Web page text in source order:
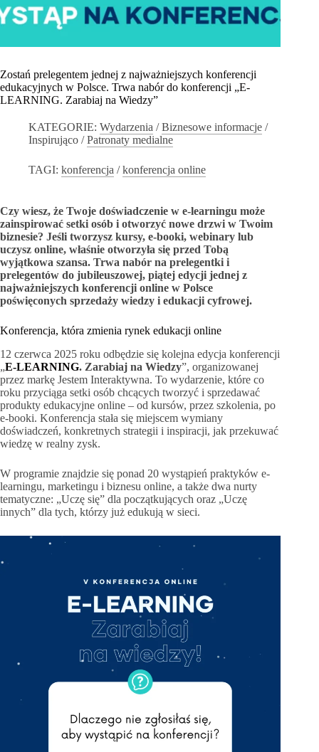
Zostań prelegentem jednej z najważniejszych konferencji
edukacyjnych w Polsce. Trwa nabór do konferencji „E-
LEARNING. Zarabiaj na Wiedzy”
KATEGORIE: Wydarzenia /Biznesowe informacje /
Inspirująco /Patronaty medialne
TAGI: konferencja /konferencja online
Czy wiesz, że Twoje doświadczenie w e-learningu może
zainspirować setki osób i otworzyć nowe drzwi w Twoim
biznesie? Jeśli tworzysz kursy, e-booki, webinary lub
uczysz online, właśnie otworzyła się przed Tobą
wyjątkowa szansa. Trwa nabór na prelegentki i
prelegentów do jubileuszowej, piątej edycji jednej z
najważniejszych konferencji online w Polsce
poświęconych sprzedaży wiedzy i edukacji cyfrowej.
Konferencja, która zmienia rynek edukacji online
12 czerwca 2025 roku odbędzie się kolejna edycja konferencji
„E-LEARNING. Zarabiaj na Wiedzy”, organizowanej
przez markę Jestem Interaktywna. To wydarzenie, które co
roku przyciąga setki osób chcących tworzyć i sprzedawać
produkty edukacyjne online – od kursów, przez szkolenia, po
e-booki. Konferencja stała się miejscem wymiany
doświadczeń, konkretnych strategii i inspiracji, jak przekuwać
wiedzę w realny zysk.
W programie znajdzie się ponad 20 wystąpień praktyków e-
learningu, marketingu i biznesu online, a także dwa nurty
tematyczne: „Uczę się” dla początkujących oraz „Uczę
innych” dla tych, którzy już edukują w sieci.